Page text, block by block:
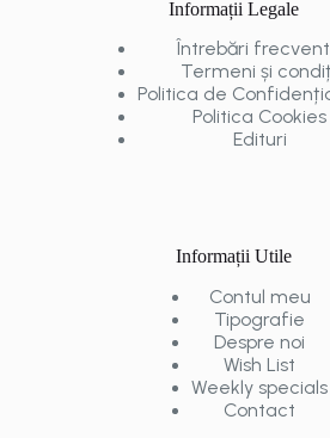
Informații Legale
Întrebări
Termeni și
Politica de
Politica Cookies
Edituri
Informații Utile
Contul meu
Tipografie
Despre noi
Wish List
Weekly specials
Contact